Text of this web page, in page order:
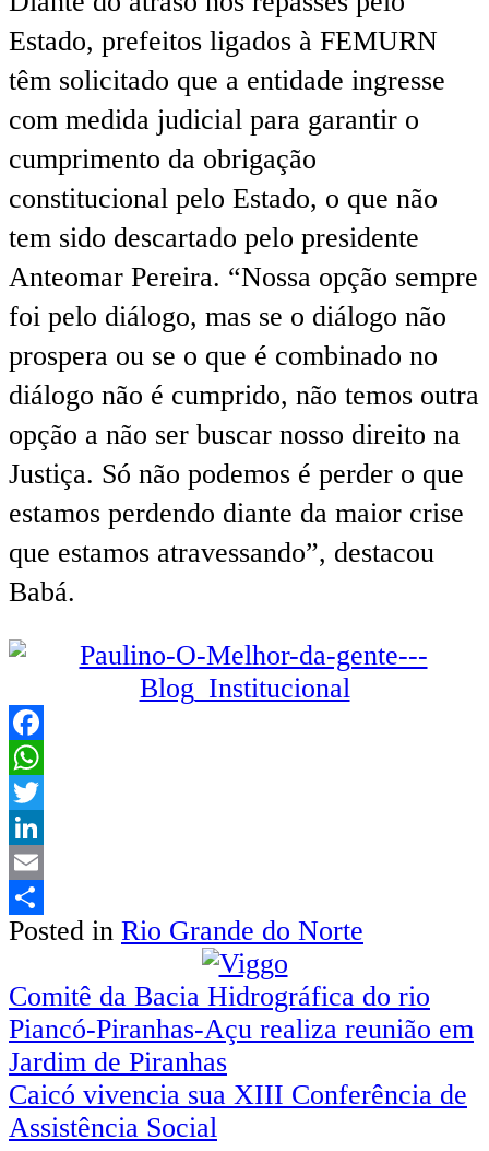
Estado, prefeitos ligados à FEMURN
têm solicitado que a entidade ingresse
com medida judicial para garantir o
cumprimento da obrigação
constitucional pelo Estado, o que não
tem sido descartado pelo presidente
Anteomar Pereira. “Nossa opção sempre
foi pelo diálogo, mas se o diálogo não
prospera ou se o que é combinado no
diálogo não é cumprido, não temos outra
opção a não ser buscar nosso direito na
Justiça. Só não podemos é perder o que
estamos perdendo diante da maior crise
que estamos atravessando”, destacou
Babá.
Facebook
WhatsApp
Twitter
LinkedIn
Email
Share
Posted in Rio Grande do Norte
Navegação
de
Post
Comitê da Bacia Hidrográfica do rio
Piancó-Piranhas-Açu realiza reunião em
Jardim de Piranhas
Caicó vivencia sua XIII Conferência de
Assistência Social